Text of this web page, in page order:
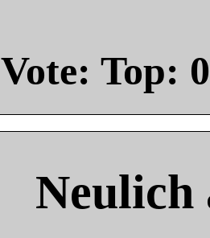
Vote: Top: 0
Neulich